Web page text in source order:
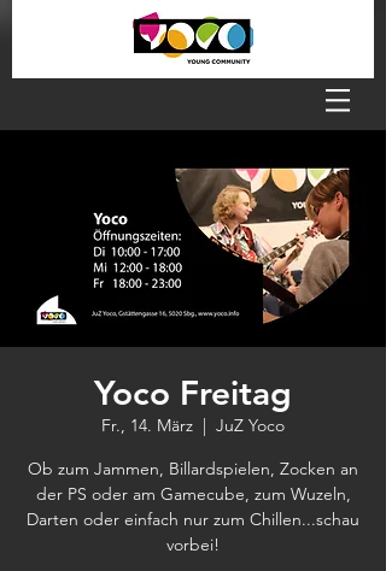
Yoco Freitag
Fr., 14. März
  |
JuZ Yoco
Ob zum Jammen, Billardspielen, Zocken an
der PS oder am Gamecube, zum Wuzeln,
Darten oder einfach nur zum Chillen...schau
vorbei!